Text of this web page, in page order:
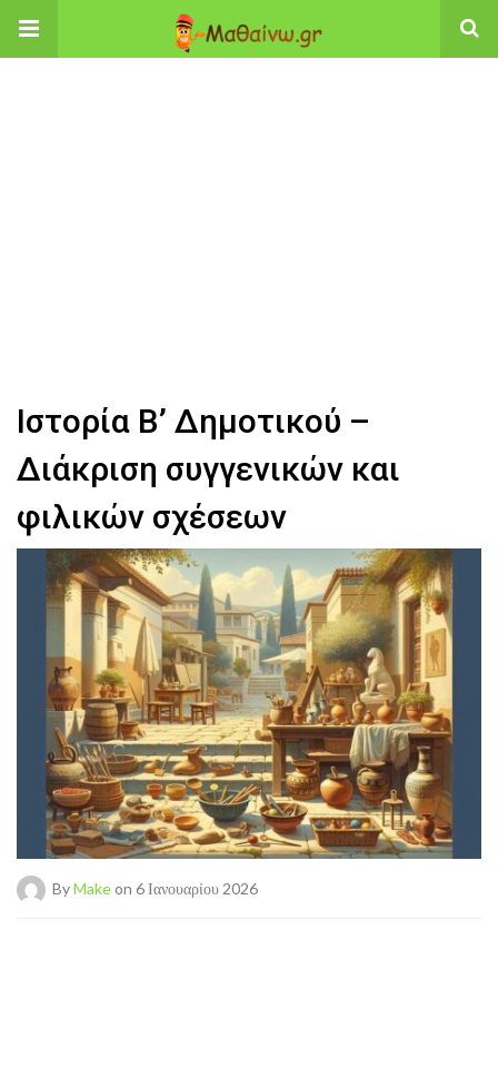
Ιστορία Β’ Δημοτικού –
Διάκριση συγγενικών και
φιλικών σχέσεων
ByMakeon 6 Ιανουαρίου 2026